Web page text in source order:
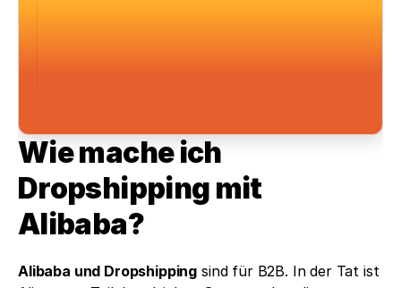
Wie mache ich
Dropshipping mit
Alibaba?
Alibaba und Dropshipping sind für B2B. In der Tat ist